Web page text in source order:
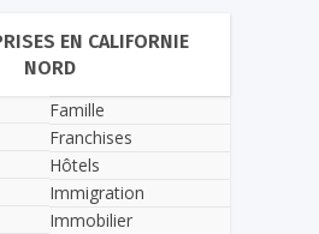
EN CALIFORNIE
NORD
Famille
Franchises
Hôtels
Immigration
Immobilier